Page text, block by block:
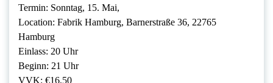
Termin: Sonntag, 15. Mai,
Location: Fabrik Hamburg, Barnerstraße 36, 22765
Hamburg
Einlass: 20 Uhr
Beginn: 21 Uhr
VVK: €16,50